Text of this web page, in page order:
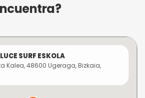
SURF ESKOLA
Kalea, 48600 Ugeraga, Bizkaia,